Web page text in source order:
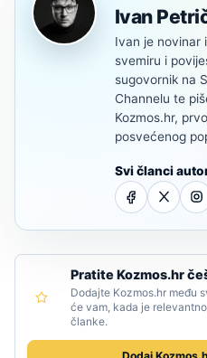
Ivan
Ivan je novinar
svemiru i
sugovornik na
Channelu te
Kozmos.hr,
posvećenog
Svi članci
Pratite Kozmos.hr
Dodajte Kozmos.hr među
će vam, kada je
članke.